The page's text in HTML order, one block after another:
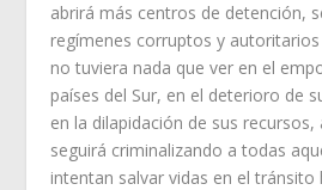
abrirá más centros de detención,
regímenes corruptos y
no tuviera nada que ver en el
países del Sur, en el deterioro de
en la dilapidación de sus
seguirá criminalizando a todas
intentan salvar vidas en el tránsito